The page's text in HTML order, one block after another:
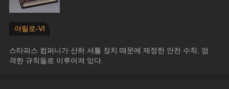
야릴로-VI
스타피스 컴퍼니가 산하 셔틀 장치 때문에 제정한 안전 수칙. 엄
격한 규칙들로 이루어져 있다.